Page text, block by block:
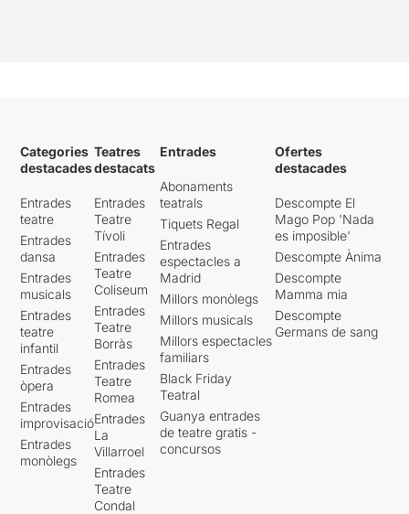
Categories
destacades
Entrades
teatre
Entrades
dansa
Entrades
musicals
Entrades
teatre
infantil
Entrades
òpera
Entrades
improvisació
Entrades
monòlegs
Teatres
destacats
Entrades
Teatre
Tívoli
Entrades
Teatre
Coliseum
Entrades
Teatre
Borràs
Entrades
Teatre
Romea
Entrades
La
Villarroel
Entrades
Teatre
Condal
Entrades
Abonaments
teatrals
Tiquets Regal
Entrades
espectacles a
Madrid
Millors monòlegs
Millors musicals
Millors espectacles
familiars
Black Friday
Teatral
Guanya entrades
de teatre gratis -
concursos
Ofertes
destacades
Descompte El
Mago Pop 'Nada
es imposible'
Descompte Ànima
Descompte
Mamma mia
Descompte
Germans de sang